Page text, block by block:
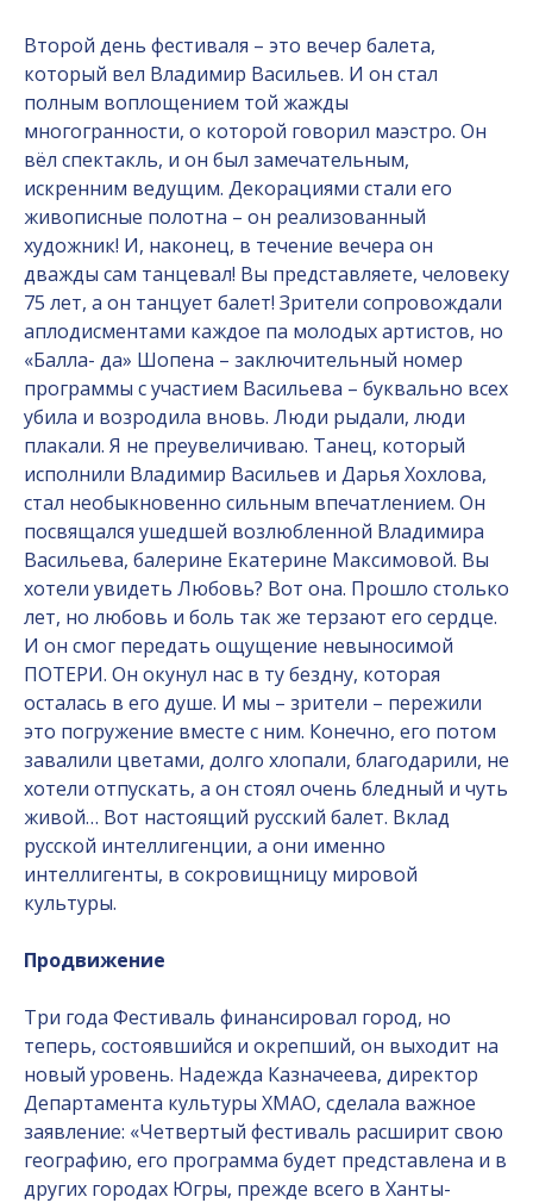
Второй день фестиваля – это вечер балета,
который вел Владимир Васильев. И он стал
полным воплощением той жажды
многогранности, о которой говорил маэстро. Он
вёл спектакль, и он был замечательным,
искренним ведущим. Декорациями стали его
живописные полотна – он реализованный
художник! И, наконец, в течение вечера он
дважды сам танцевал! Вы представляете, человеку
75 лет, а он танцует балет! Зрители сопровождали
аплодисментами каждое па молодых артистов, но
«Балла- да» Шопена – заключительный номер
программы с участием Васильева – буквально всех
убила и возродила вновь. Люди рыдали, люди
плакали. Я не преувеличиваю. Танец, который
исполнили Владимир Васильев и Дарья Хохлова,
стал необыкновенно сильным впечатлением. Он
посвящался ушедшей возлюбленной Владимира
Васильева, балерине Екатерине Максимовой. Вы
хотели увидеть Любовь? Вот она. Прошло столько
лет, но любовь и боль так же терзают его сердце.
И он смог передать ощущение невыносимой
ПОТЕРИ. Он окунул нас в ту бездну, которая
осталась в его душе. И мы – зрители – пережили
это погружение вместе с ним. Конечно, его потом
завалили цветами, долго хлопали, благодарили, не
хотели отпускать, а он стоял очень бледный и чуть
живой… Вот настоящий русский балет. Вклад
русской интеллигенции, а они именно
интеллигенты, в сокровищницу мировой
культуры.
Продвижение
Три года Фестиваль финансировал город, но
теперь, состоявшийся и окрепший, он выходит на
новый уровень. Надежда Казначеева, директор
Департамента культуры ХМАО, сделала важное
заявление: «Четвертый фестиваль расширит свою
географию, его программа будет представлена и в
других городах Югры, прежде всего в Ханты-